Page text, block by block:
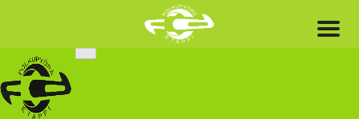
content